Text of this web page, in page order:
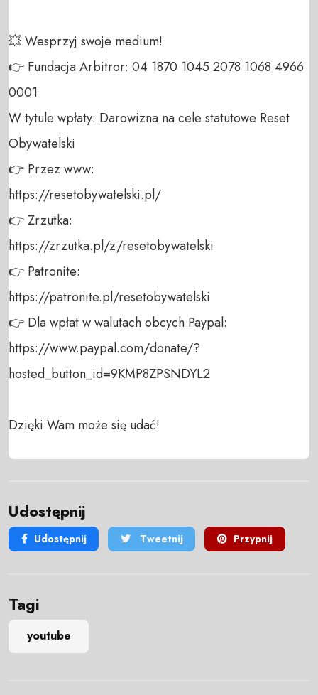
💥 Wesprzyj swoje medium!
👉 Fundacja Arbitror: 04 1870 1045 2078 1068 4966
0001
W tytule wpłaty: Darowizna na cele statutowe Reset
Obywatelski
👉 Przez www:
https://resetobywatelski.pl/
👉 Zrzutka:
https://zrzutka.pl/z/resetobywatelski
👉 Patronite:
https://patronite.pl/resetobywatelski
👉 Dla wpłat w walutach obcych Paypal:
https://www.paypal.com/donate/?
hosted_button_id=9KMP8ZPSNDYL2
Dzięki Wam może się udać!
Udostępnij
Udostępnij Tweetnij Przypnij
Tagi
youtube